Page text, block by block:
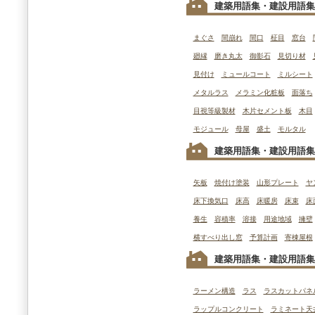
建築用語集・建設用語
まぐさ 間崩れ 間口 柾目 窓台
廻縁 磨き丸太 御影石 見切り材
見付け ミュールコート ミルシート
メタルラス メラミン化粧板 面落ち
目視等級製材 木片セメント板 木目
モジュール 母屋 盛土 モルタル
建築用語集・建設用語
矢板 焼付け塗装 山形プレート ヤ
床下換気口 床高 床暖房 床束 床
養生 容積率 溶接 用途地域 擁壁
横すべり出し窓 予算計画 寄棟屋根
建築用語集・建設用語
ラーメン構造 ラス ラスカットパネ
ラップルコンクリート ラミネート天